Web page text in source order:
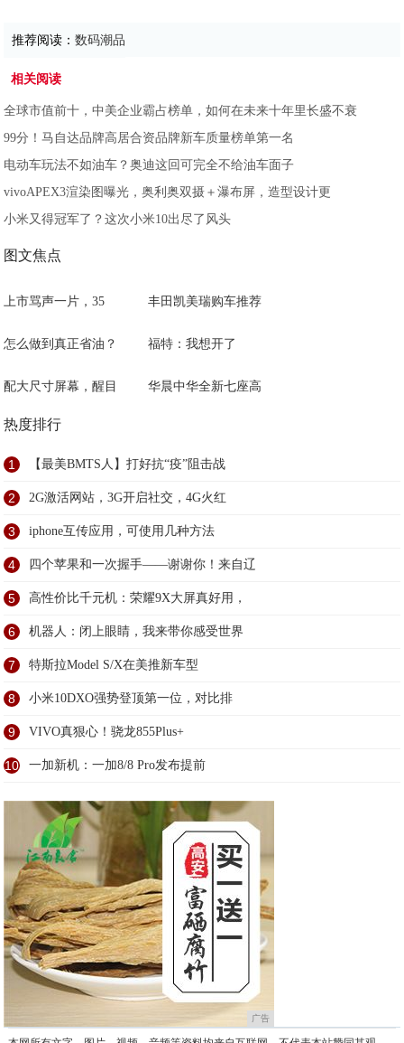
推荐阅读：数码潮品
相关阅读
全球市值前十，中美企业霸占榜单，如何在未来十年里长盛不衰
99分！马自达品牌高居合资品牌新车质量榜单第一名
电动车玩法不如油车？奥迪这回可完全不给油车面子
vivoAPEX3渲染图曝光，奥利奥双摄＋瀑布屏，造型设计更
小米又得冠军了？这次小米10出尽了风头
图文焦点
上市骂声一片，35 丰田凯美瑞购车推荐
怎么做到真正省油？ 福特：我想开了
配大尺寸屏幕，醒目 华晨中华全新七座高
热度排行
1 【最美BMTS人】打好抗“疫”阻击战
2 2G激活网站，3G开启社交，4G火红
3 iphone互传应用，可使用几种方法
4 四个苹果和一次握手——谢谢你！来自辽
5 高性价比千元机：荣耀9X大屏真好用，
6 机器人：闭上眼睛，我来带你感受世界
7 特斯拉Model S/X在美推新车型
8 小米10DXO强势登顶第一位，对比排
9 VIVO真狠心！骁龙855Plus+
10 一加新机：一加8/8 Pro发布提前
广告